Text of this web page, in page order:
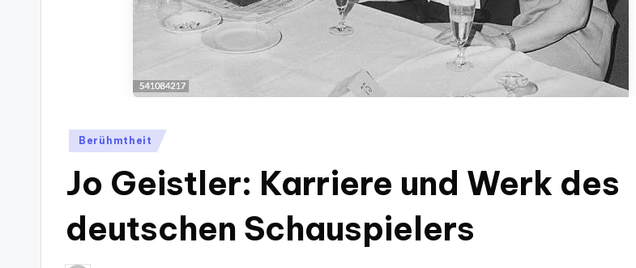
Posted
Berühmtheit
Jo Geistler: Karriere und Werk des
deutschen Schauspielers